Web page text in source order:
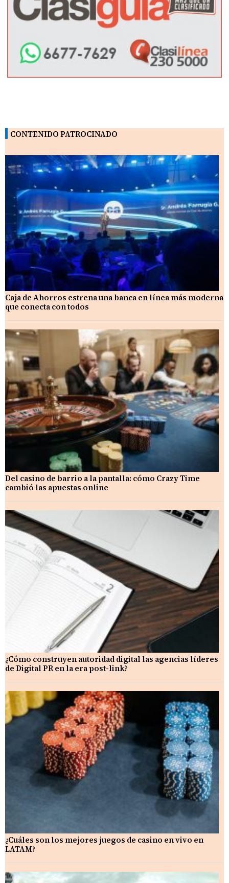
CONTENIDO PATROCINADO
Caja de Ahorros estrena una banca en línea más moderna
que conecta con todos
Del casino de barrio a la pantalla: cómo Crazy Time
cambió las apuestas online
¿Cómo construyen autoridad digital las agencias líderes
de Digital PR en la era post-link?
¿Cuáles son los mejores juegos de casino en vivo en
LATAM?